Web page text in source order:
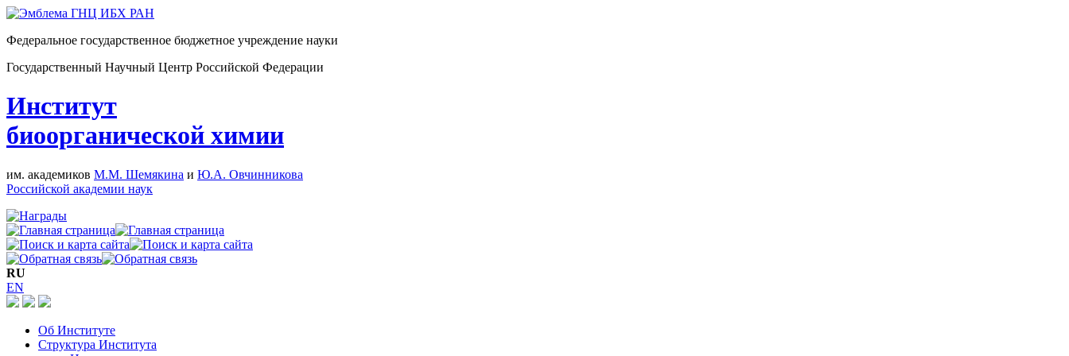
Федеральное государственное бюджетное учреждение науки
Государственный Научный Центр Российской Федерации
Институт
биоорганической химии
им. академиков М.М. Шемякина и Ю.А. Овчинникова
Российской академии наук
RU
EN
Об Институте
Структура Института